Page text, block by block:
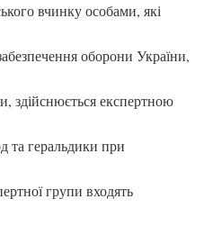
вчинку особами, які
оборони України,
здійснюється експертною
та геральдики при
групи входять